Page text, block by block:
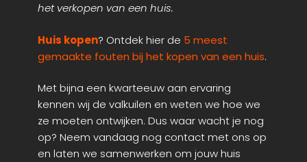
het verkopen van een huis.
Huis kopen? Ontdek hier de 5 meest
gemaakte fouten bij het kopen van een huis.
Met bijna een kwarteeuw aan ervaring
kennen wij de valkuilen en weten we hoe we
ze moeten ontwijken. Dus waar wacht je nog
op? Neem vandaag nog contact met ons op
en laten we samenwerken om jouw huis